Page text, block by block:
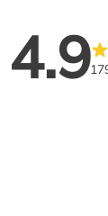
4.9